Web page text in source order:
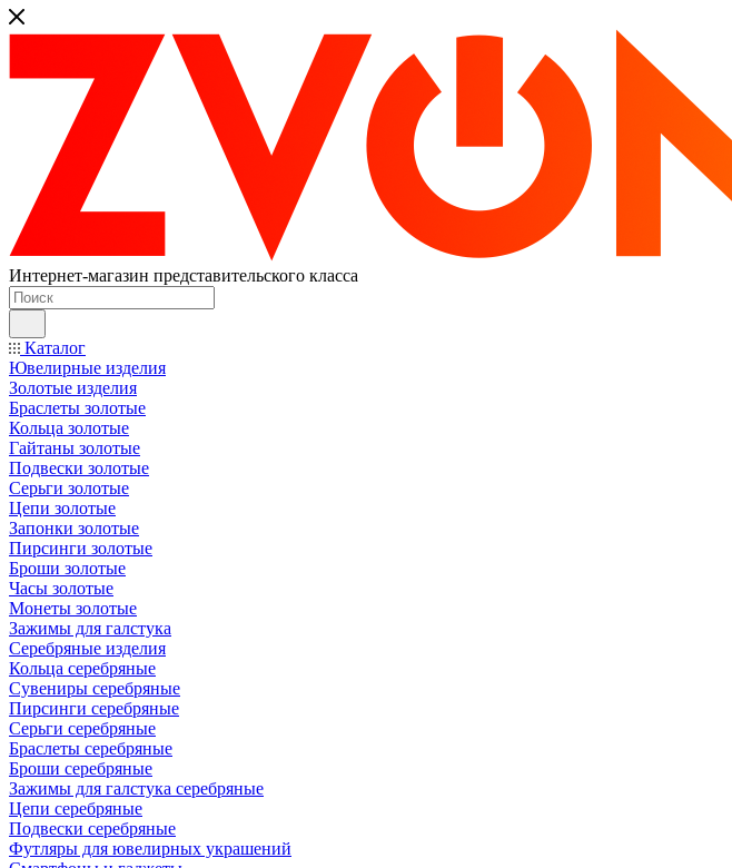
Интернет-магазин представительского класса
Каталог
Ювелирные изделия
Золотые изделия
Браслеты золотые
Кольца золотые
Гайтаны золотые
Подвески золотые
Серьги золотые
Цепи золотые
Запонки золотые
Пирсинги золотые
Броши золотые
Часы золотые
Монеты золотые
Зажимы для галстука
Серебряные изделия
Кольца серебряные
Сувениры серебряные
Пирсинги серебряные
Серьги серебряные
Браслеты серебряные
Броши серебряные
Зажимы для галстука серебряные
Цепи серебряные
Подвески серебряные
Футляры для ювелирных украшений